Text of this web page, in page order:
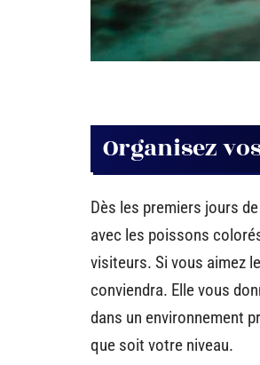
Organisez
Dès les premiers jours
avec les poissons
visiteurs. Si vous aimez
conviendra. Elle vous
dans un environnement
que soit votre niveau.